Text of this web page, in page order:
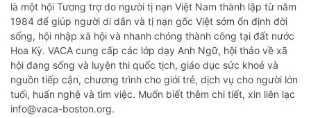
là một hội Tương trợ do người tị nạn Việt Nam thành lập từ năm
1984 để giúp người di dân và tị nạn gốc Việt sớm ổn định đời
sống, hội nhập xã hội và nhanh chóng thành công tại đất nước
Hoa Kỳ. VACA cung cấp các lớp dạy Anh Ngữ, hội thảo về xã
hội đang sống và luyện thi quốc tịch, giáo dục sức khoẻ và
nguồn tiếp cận, chương trình cho giới trẻ, dịch vụ cho người lớn
tuổi, huấn nghệ và tìm việc. Muốn biết thêm chi tiết, xin liên lạc
info@vaca-boston.org.